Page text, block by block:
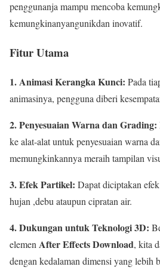
penggunanja mampu mencoba
kemungkinanyangunikdan inovatif.
Fitur Utama
1. Animasi Kerangka Kunci: Pada
animasinya, pengguna diberi
2. Penyesuaian Warna dan Grading:
ke alat-alat untuk penyesuaian warna
memungkinkannya meraih tampilan
3. Efek Partikel: Dapat diciptakan
hujan ,debu ataupun cipratan air.
4. Dukungan untuk Teknologi 3D:
elemen After Effects Download, kita
dengan kedalaman dimensi yang lebih